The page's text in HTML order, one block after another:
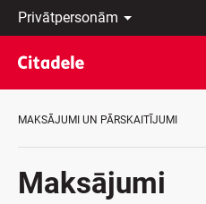
Privātpersonām
Uzņēmumiem
Private
Banking
Par
C
lv
Latviski
По-
русски
In
MAKSĀJUMI UN PĀRSKAITĪJUMI
Maksājumi